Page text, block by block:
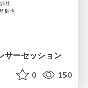
サーセッション
0 150